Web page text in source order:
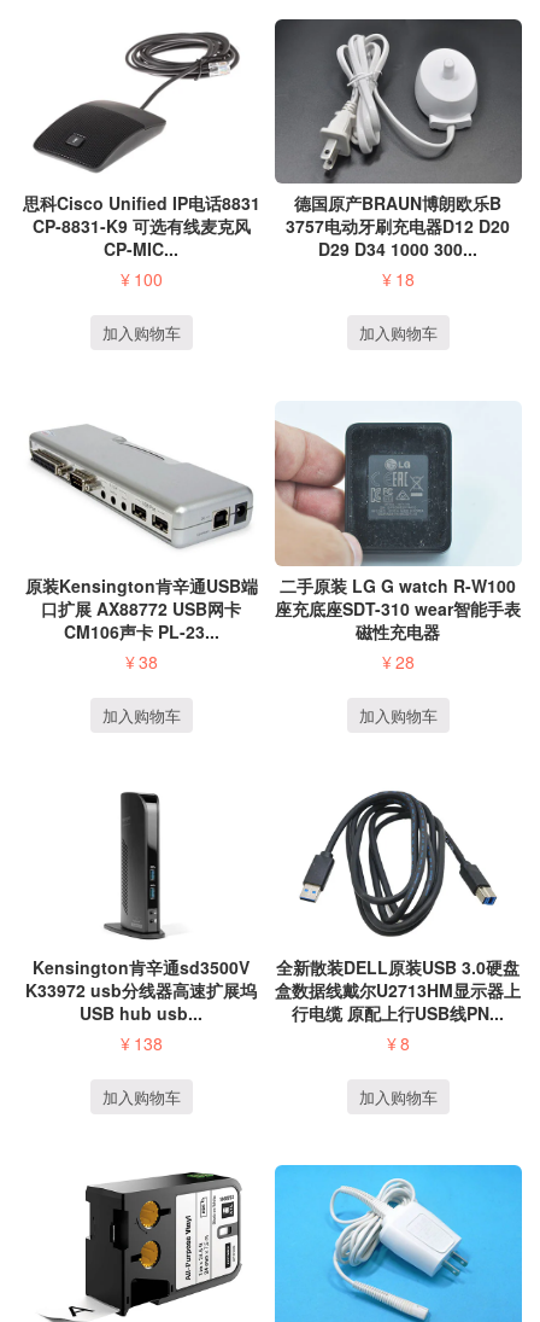
思科Cisco Unified IP电话8831
CP-8831-K9 可选有线麦克风
CP-MIC...
¥ 100
加入购物车
德国原产BRAUN博朗欧乐B
3757电动牙刷充电器D12 D20
D29 D34 1000 300...
¥ 18
加入购物车
原装Kensington肯辛通USB端
口扩展 AX88772 USB网卡
CM106声卡 PL-23...
¥38
加入购物车
二手原装 LG G watch R-W100
座充底座SDT-310 wear智能手表
磁性充电器
¥28
加入购物车
Kensington肯辛通sd3500V
K33972 usb分线器高速扩展坞
USB hub usb...
¥ 138
加入购物车
全新散装DELL原装USB 3.0硬盘
盒数据线戴尔U2713HM显示器上
行电缆 原配上行USB线PN...
¥8
加入购物车